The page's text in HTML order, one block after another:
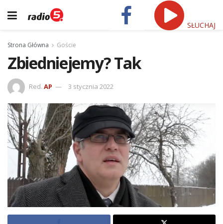
SŁUCHAJ
Strona Główna Goście
Zbiedniejemy? Tak
Red. AP 3 stycznia 2022